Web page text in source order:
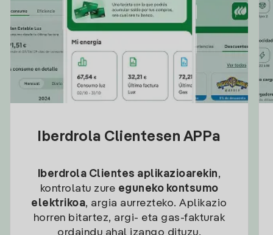
Iberdrola Clientesen APPa
Iberdrola Clientes aplikazioarekin,
kontrolatu zure eguneko kontsumo
elektrikoa, argia aurrezteko. Aplikazio
horren bitartez, argi- eta gas-fakturak
ordaindu ahal izango dituzu,